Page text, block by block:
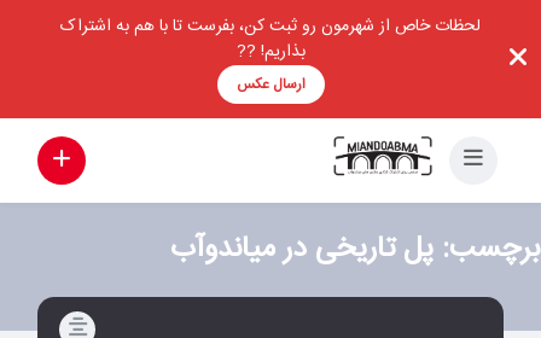
لحظات خاص از شهرمون رو ثبت کن، بفرست تا با هم به اشتراک
بذاریم! ??
ارسال عکس
برچسب: پل تاریخی در میاندوآب